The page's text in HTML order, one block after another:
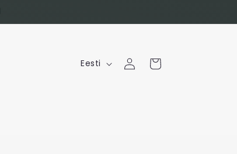
K
Eesti
Logi
sisse
Ostukorv